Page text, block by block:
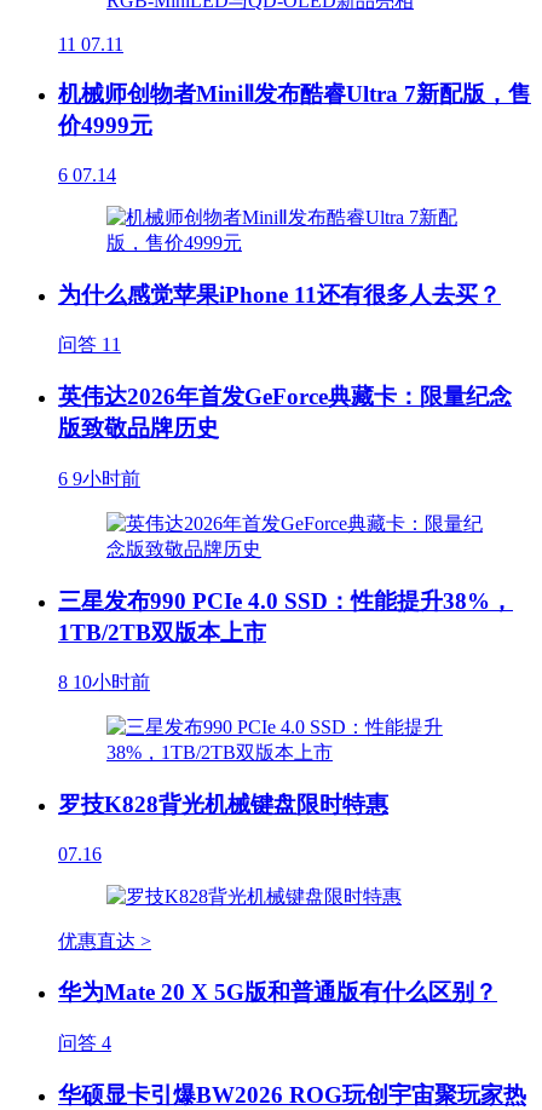
11 07.11
机械师创物者MiniⅡ发布酷睿Ultra 7新配版，售
价4999元
6 07.14
为什么感觉苹果iPhone 11还有很多人去买？
问答 11
英伟达2026年首发GeForce典藏卡：限量纪念
版致敬品牌历史
6 9小时前
三星发布990 PCIe 4.0 SSD：性能提升38%，
1TB/2TB双版本上市
8 10小时前
罗技K828背光机械键盘限时特惠
07.16
优惠直达 >
华为Mate 20 X 5G版和普通版有什么区别？
问答 4
华硕显卡引爆BW2026 ROG玩创宇宙聚玩家热